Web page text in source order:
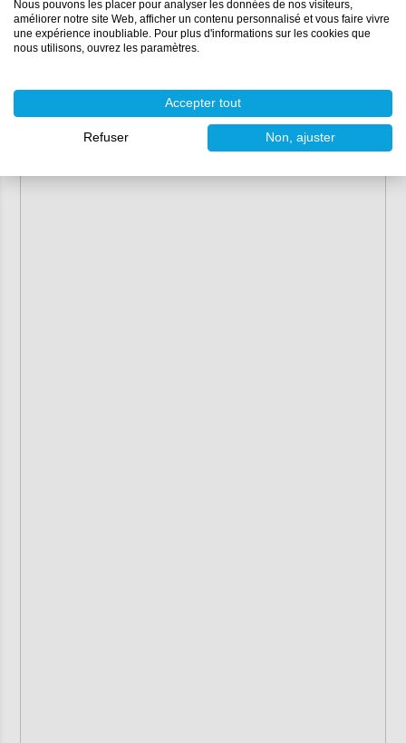
Poids :1,58 kg
Capacité :5 litres
Pression de service maximale :
Nous pouvons les placer pour analyser les données de nos visiteurs,
améliorer notre site Web, afficher un contenu personnalisé et vous faire vivre
une expérience inoubliable. Pour plus d'informations sur les cookies que
nous utilisons, ouvrez les paramètres.
Accepter tout
Refuser Non, ajuster